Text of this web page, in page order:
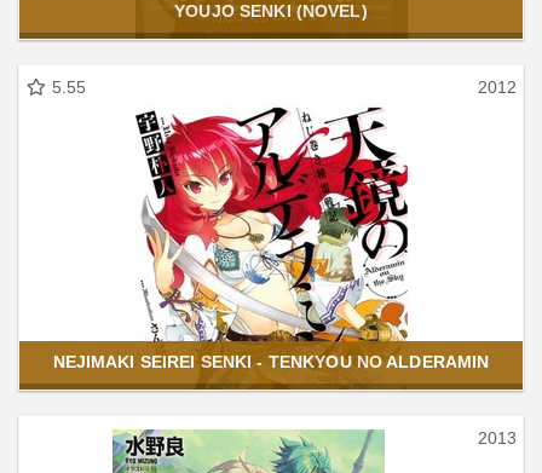
YOUJO SENKI (NOVEL)
5.55 2012
NEJIMAKI SEIREI SENKI - TENKYOU NO ALDERAMIN
2013